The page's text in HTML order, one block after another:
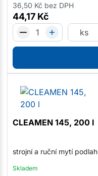
44,17 Kč
36,50 Kč bez DPH
CLEAMEN 145, 200 l
strojní a ruční mytí podlah
Skladem